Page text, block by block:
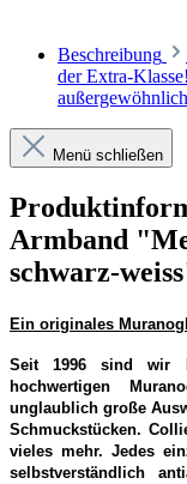
Beschreibung
der Extra-
Menü schließen
Armband
schwarz-
Ein originales
Seit 1996 sind wir
hochwertigen
unglaublich große
Schmuckstücken.
vieles mehr. Jedes
selbstverständlich